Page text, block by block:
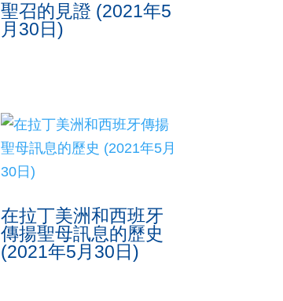
聖召的見證 (2021年5
月30日)
在拉丁美洲和西班牙
傳揚聖母訊息的歷史
(2021年5月30日)